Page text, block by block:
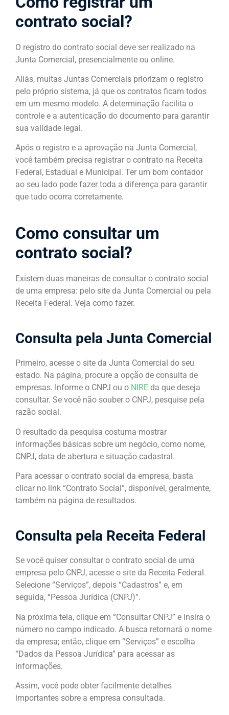
contrato social?
O registro do contrato social deve ser realizado na
Junta Comercial, presencialmente ou online.
Aliás, muitas Juntas Comerciais priorizam o registro
pelo próprio sistema, já que os contratos ficam todos
em um mesmo modelo. A determinação facilita o
controle e a autenticação do documento para garantir
sua validade legal.
Após o registro e a aprovação na Junta Comercial,
você também precisa registrar o contrato na Receita
Federal, Estadual e Municipal. Ter um bom contador
ao seu lado pode fazer toda a diferença para garantir
que tudo ocorra corretamente.
Como consultar um
contrato social?
Existem duas maneiras de consultar o contrato social
de uma empresa: pelo site da Junta Comercial ou pela
Receita Federal. Veja como fazer.
Consulta pela Junta Comercial
Primeiro, acesse o site da Junta Comercial do seu
estado. Na página, procure a opção de consulta de
empresas. Informe o CNPJ ou o NIRE da que deseja
consultar. Se você não souber o CNPJ, pesquise pela
razão social.
O resultado da pesquisa costuma mostrar
informações básicas sobre um negócio, como nome,
CNPJ, data de abertura e situação cadastral.
Para acessar o contrato social da empresa, basta
clicar no link “Contrato Social”, disponível, geralmente,
também na página de resultados.
Consulta pela Receita Federal
Se você quiser consultar o contrato social de uma
empresa pelo CNPJ, acesse o site da Receita Federal.
Selecione “Serviços”, depois “Cadastros” e, em
seguida, “Pessoa Jurídica (CNPJ)”.
Na próxima tela, clique em “Consultar CNPJ” e insira o
número no campo indicado. A busca retornará o nome
da empresa; então, clique em “Serviços” e escolha
“Dados da Pessoa Jurídica” para acessar as
informações.
Assim, você pode obter facilmente detalhes
importantes sobre a empresa consultada.